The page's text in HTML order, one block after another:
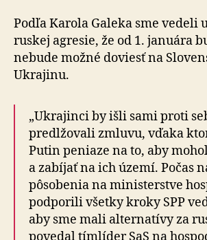
Podľa Karola Galeka sme vedeli
ruskej agresie, že od 1. januára
nebude možné doviesť na
Ukrajinu.
„Ukrajinci by išli sami proti
predlžovali zmluvu, vďaka
Putin peniaze na to, aby
a zabíjať na ich území. Počas
pôsobenia na ministerstve
podporili všetky kroky SPP
aby sme mali alternatívy za